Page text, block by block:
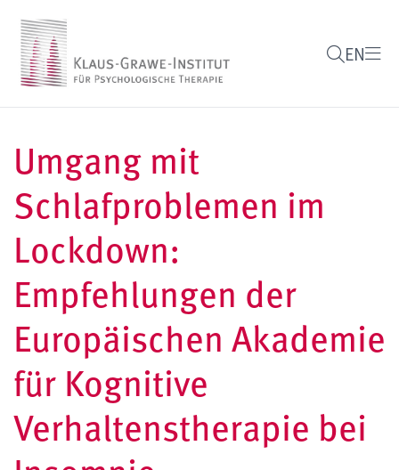
EN
Umgang mit
Schlafproblemen im
Lockdown:
Empfehlungen der
Europäischen Akademie
für Kognitive
Verhaltenstherapie bei